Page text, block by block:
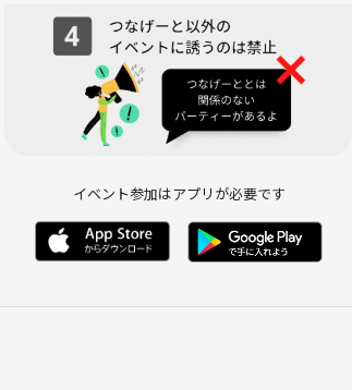
イベント参加はアプリが必要です